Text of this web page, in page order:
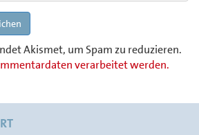
Akismet, um Spam zu reduzieren.
verarbeitet werden.